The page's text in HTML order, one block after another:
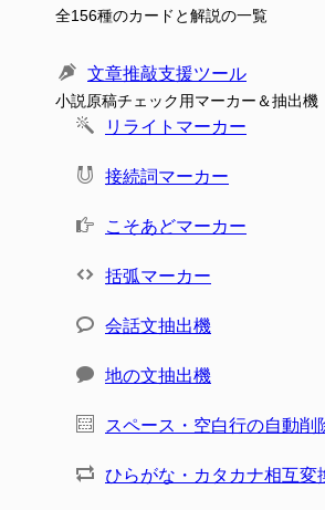
全156種のカードと解説の一覧
文章推敲支援ツール
小説原稿チェック用マーカー＆抽出機
リライトマーカー
接続詞マーカー
こそあどマーカー
括弧マーカー
会話文抽出機
地の文抽出機
スペース・空白行の自動削
ひらがな・カタカナ相互変